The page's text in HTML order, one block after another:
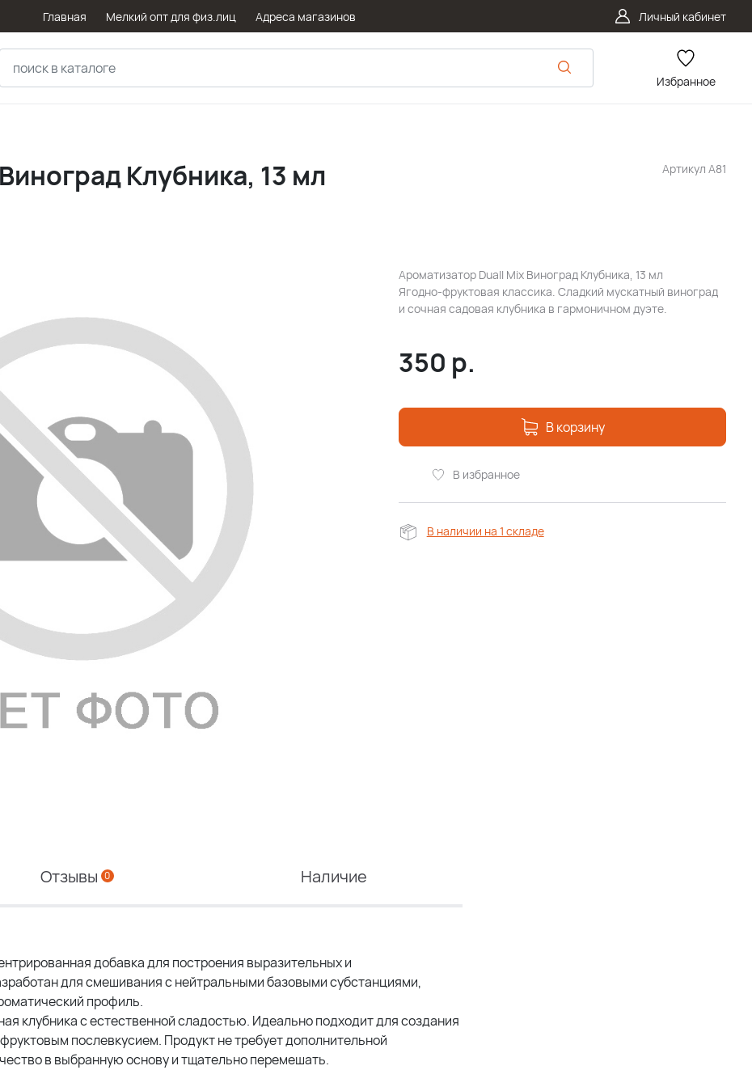
Главная Мелкий опт для физ.лиц Адреса магазинов Личный кабинет
Избранное
Артикул А81
Клубника, 13 мл
Ароматизатор Duall Mix Виноград Клубника, 13 мл
Ягодно-фруктовая классика. Сладкий мускатный виноград
и сочная садовая клубника в гармоничном дуэте.
350 р.
В корзину
В избранное
В наличии на 1 складе
Отзывы 0 Наличие
добавка для построения выразительных и
для смешивания с нейтральными базовыми субстанциями,
профиль.
клубника с естественной сладостью. Идеально подходит для создания
послевкусием. Продукт не требует дополнительной
в выбранную основу и тщательно перемешать.